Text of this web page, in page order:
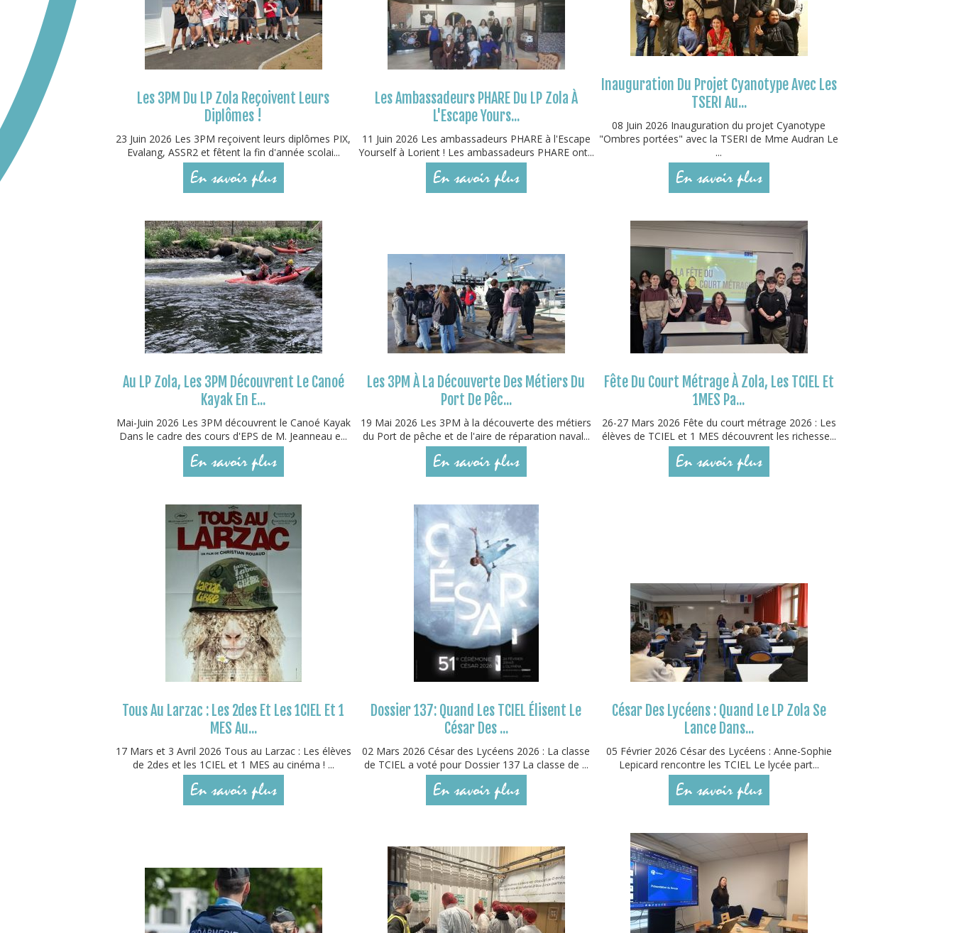
Les 3PM Du LP Zola Reçoivent Leurs
Diplômes !
23 Juin 2026 Les 3PM reçoivent leurs diplômes PIX,
Evalang, ASSR2 et fêtent la fin d'année scolai...
En savoir plus
Les Ambassadeurs PHARE Du LP Zola À
L'Escape Yours...
11 Juin 2026 Les ambassadeurs PHARE à l'Escape
Yourself à Lorient ! Les ambassadeurs PHARE ont...
En savoir plus
Inauguration Du Projet Cyanotype Avec Les
TSERI Au...
08 Juin 2026 Inauguration du projet Cyanotype
"Ombres portées" avec la TSERI de Mme Audran Le
...
En savoir plus
Au LP Zola, Les 3PM Découvrent Le Canoé
Kayak En E...
Mai-Juin 2026 Les 3PM découvrent le Canoé Kayak
Dans le cadre des cours d'EPS de M. Jeanneau e...
En savoir plus
Les 3PM À La Découverte Des Métiers Du
Port De Pêc...
19 Mai 2026 Les 3PM à la découverte des métiers
du Port de pêche et de l'aire de réparation naval...
En savoir plus
Fête Du Court Métrage À Zola, Les TCIEL Et
1MES Pa...
26-27 Mars 2026 Fête du court métrage 2026 : Les
élèves de TCIEL et 1 MES découvrent les richesse...
En savoir plus
Tous Au Larzac : Les 2des Et Les 1CIEL Et 1
MES Au...
17 Mars et 3 Avril 2026 Tous au Larzac : Les élèves
de 2des et les 1CIEL et 1 MES au cinéma ! ...
En savoir plus
Dossier 137: Quand Les TCIEL Élisent Le
César Des ...
02 Mars 2026 César des Lycéens 2026 : La classe
de TCIEL a voté pour Dossier 137 La classe de ...
En savoir plus
César Des Lycéens : Quand Le LP Zola Se
Lance Dans...
05 Février 2026 César des Lycéens : Anne-Sophie
Lepicard rencontre les TCIEL Le lycée part...
En savoir plus